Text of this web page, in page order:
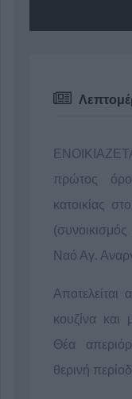
πρώτος
κατοικίας
Ναό Αγ.
κουζίνα και
Θέα
θερινή